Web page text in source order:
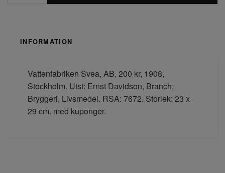
INFORMATION
Vattenfabriken Svea, AB, 200 kr, 1908,
Stockholm. Utst: Ernst Davidson, Branch;
Bryggeri, Livsmedel. RSA: 7672. Storlek: 23 x
29 cm. med kuponger.